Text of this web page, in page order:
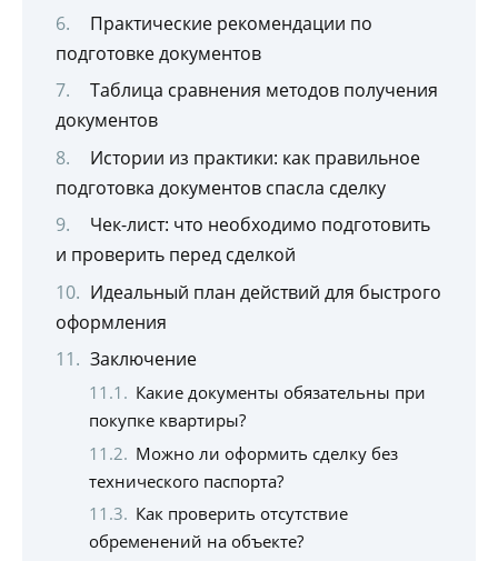
Практические рекомендации по
подготовке документов
Таблица сравнения методов получения
документов
Истории из практики: как правильное
подготовка документов спасла сделку
Чек-лист: что необходимо подготовить
и проверить перед сделкой
Идеальный план действий для быстрого
оформления
Заключение
Какие документы обязательны при
покупке квартиры?
Можно ли оформить сделку без
технического паспорта?
Как проверить отсутствие
обременений на объекте?